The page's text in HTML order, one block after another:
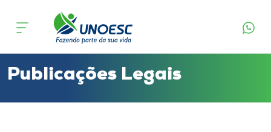
Cursos
Publicações Legais